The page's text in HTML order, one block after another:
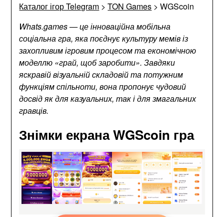
Каталог ігор Telegram >TON Games >WGScoin
Whats.games — це інноваційна мобільна
соціальна гра, яка поєднує культуру мемів із
захопливим ігровим процесом та економічною
моделлю «грай, щоб заробити». Завдяки
яскравій візуальній складовій та потужним
функціям спільноти, вона пропонує чудовий
досвід як для казуальних, так і для змагальних
гравців.
Знімки екрана WGScoin гра